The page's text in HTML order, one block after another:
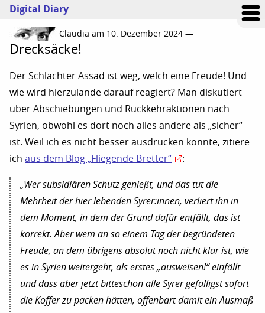
Digital Diary
Claudia am 10. Dezember 2024 —
Drecksäcke!
Der Schlächter Assad ist weg, welch eine Freude! Und
wie wird hierzulande darauf reagiert? Man diskutiert
über Abschiebungen und Rückkehraktionen nach
Syrien, obwohl es dort noch alles andere als „sicher“
ist. Weil ich es nicht besser ausdrücken könnte, zitiere
ich aus dem Blog „Fliegende Bretter“ :
„Wer subsidiären Schutz genießt, und das tut die
Mehrheit der hier lebenden Syrer:innen, verliert ihn in
dem Moment, in dem der Grund dafür entfällt, das ist
korrekt. Aber wem an so einem Tag der begründeten
Freude, an dem übrigens absolut noch nicht klar ist, wie
es in Syrien weitergeht, als erstes „ausweisen!“ einfällt
und dass aber jetzt bitteschön alle Syrer gefälligst sofort
die Koffer zu packen hätten, offenbart damit ein Ausmaß